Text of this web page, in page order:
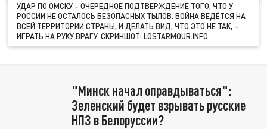
УДАР ПО ОМСКУ – ОЧЕРЕДНОЕ ПОДТВЕРЖДЕНИЕ ТОГО, ЧТО У
РОССИИ НЕ ОСТАЛОСЬ БЕЗОПАСНЫХ ТЫЛОВ. ВОЙНА ВЕДЁТСЯ НА
ВСЕЙ ТЕРРИТОРИИ СТРАНЫ, И ДЕЛАТЬ ВИД, ЧТО ЭТО НЕ ТАК, –
ИГРАТЬ НА РУКУ ВРАГУ. СКРИНШОТ: LOSTARMOUR.INFO
"Минск начал оправдываться":
Зеленский будет взрывать русские
НПЗ в Белоруссии?